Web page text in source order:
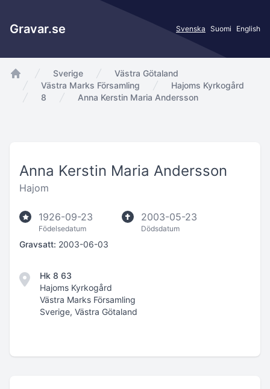
Gravar.se Svenska Suomi English
app.Start
Sverige
Västra Götaland
Västra Marks Församling
Hajoms Kyrkogård
8
Anna Kerstin Maria Andersson
Anna Kerstin Maria Andersson
Hajom
1926-09-23
Födelsedatum
2003-05-23
Dödsdatum
Gravsatt: 2003-06-03
Hk 8 63
Hajoms Kyrkogård
Västra Marks Församling
Sverige, Västra Götaland